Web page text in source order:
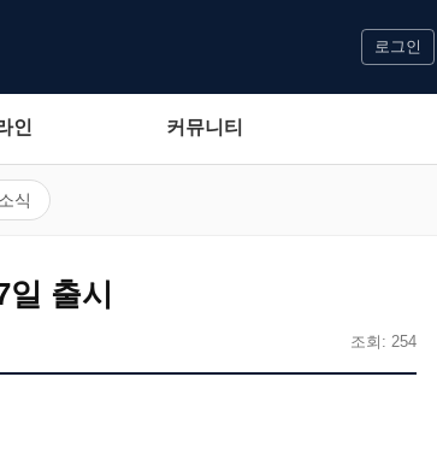
로그인
인 커뮤니티
식
출시
조회: 254